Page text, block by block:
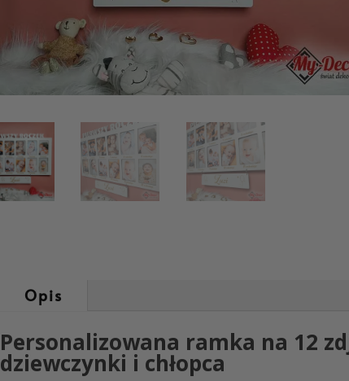
Opis
Personalizowana ramka na 12
dziewczynki i chłopca